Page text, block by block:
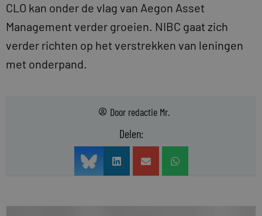
CLO kan onder de vlag van Aegon Asset
Management verder groeien. NIBC gaat zich
verder richten op het verstrekken van leningen
met onderpand.
Door redactie Mr.
Delen: